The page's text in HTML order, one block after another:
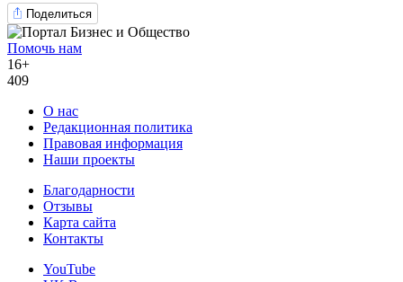
Поделиться
Помочь нам
16+
409
О нас
Редакционная политика
Правовая информация
Наши проекты
Благодарности
Отзывы
Карта сайта
Контакты
YouTube